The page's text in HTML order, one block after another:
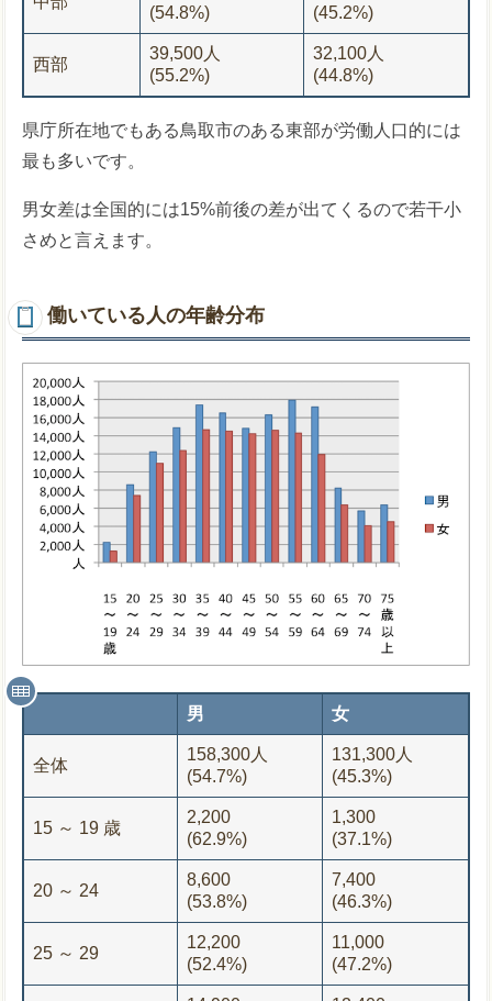
(54.8%)
(45.2%)
西部
39,500人
(55.2%)
32,100人
(44.8%)
県庁所在地でもある鳥取市のある東部が労働人口的には
最も多いです。
男女差は全国的には15%前後の差が出てくるので若干小
さめと言えます。
働いている人の年齢分布
男 女
全体
158,300人
(54.7%)
131,300人
(45.3%)
15 ～ 19 歳
2,200
(62.9%)
1,300
(37.1%)
20 ～ 24
8,600
(53.8%)
7,400
(46.3%)
25 ～ 29
12,200
(52.4%)
11,000
(47.2%)